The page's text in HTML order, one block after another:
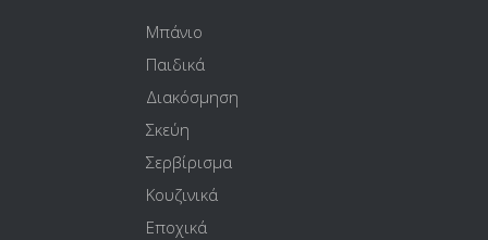
Μπάνιο
Παιδικά
Διακόσμηση
Σκεύη
Σερβίρισμα
Κουζινικά
Εποχικά